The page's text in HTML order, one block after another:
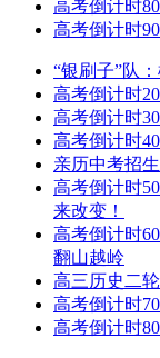
高考倒计时
高考倒计时
“银刷子”队
高考倒计时
高考倒计时
高考倒计时
亲历中考招
高考倒计时
来改变！
高考倒计时
翻山越岭
高三历史二
高考倒计时
高考倒计时